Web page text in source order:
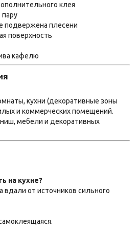
клея
пару
подвержена плесени
поверхность
кафелю
кухни (декоративные зоны
и коммерческих помещений.
мебели и декоративных
на кухне?
вдали от источников сильного